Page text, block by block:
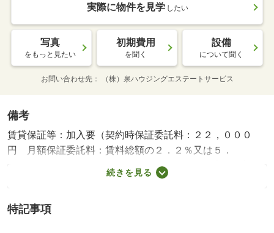
実際に物件を見学 したい
写真
をもっと見たい
初期費用
を聞く
設備
について聞く
お問い合わせ先 （株）泉ハウジングエステートサービス
備考
賃貸保証等：加入要（契約時保証委託料：２２，０００
円 月額保証委託料：賃料総額の２．２％又は５．
５％）・泉ハウジングおすすめ物件！当物件は家賃・初期
費用共にクレカ決済可能♪お気軽にお問合せ下さい☆・バ
続きを見る
特記事項